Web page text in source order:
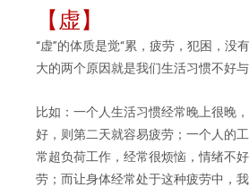
【虚】
“虚”的体质是觉“累，疲劳，犯困，没
大的两个原因就是我们生活习惯不好
比如：一个人生活习惯经常晚上很晚
好，则第二天就容易疲劳；一个人的
常超负荷工作，经常很烦恼，情绪不
劳；而让身体经常处于这种疲劳中，